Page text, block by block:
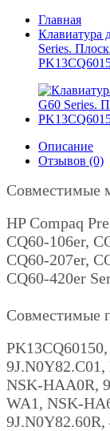
Главная
Клавиатура
Series.
Описание
Отзывов (0)
Совместимые
HP Compaq
CQ60-106er,
CQ60-207er,
CQ60-420er
Совместимые
NSK-HAA0R,
WA1, NSK-
9J.N0Y82.60R,